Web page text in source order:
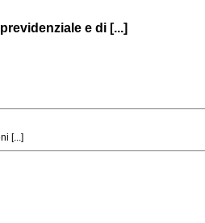
e di [...]
[...]